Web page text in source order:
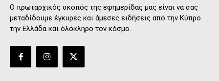
Ο πρωταρχικός σκοπός της εφημερίδας μας είναι να σας
μεταδίδουμε έγκυρες και άμεσες ειδήσεις από την Κύπρο
την Ελλάδα και όλόκληρο τον κόσμο.